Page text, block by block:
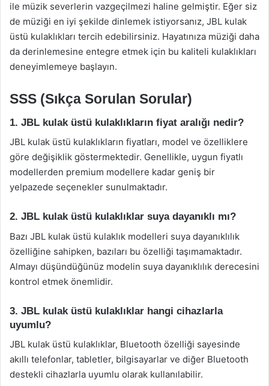
ile müzik severlerin vazgeçilmezi haline gelmiştir. Eğer siz
de müziği en iyi şekilde dinlemek istiyorsanız, JBL kulak
üstü kulaklıkları tercih edebilirsiniz. Hayatınıza müziği daha
da derinlemesine entegre etmek için bu kaliteli kulaklıkları
deneyimlemeye başlayın.
SSS (Sıkça Sorulan Sorular)
1. JBL kulak üstü kulaklıkların fiyat aralığı nedir?
JBL kulak üstü kulaklıkların fiyatları, model ve özelliklere
göre değişiklik göstermektedir. Genellikle, uygun fiyatlı
modellerden premium modellere kadar geniş bir
yelpazede seçenekler sunulmaktadır.
2. JBL kulak üstü kulaklıklar suya dayanıklı mı?
Bazı JBL kulak üstü kulaklık modelleri suya dayanıklılık
özelliğine sahipken, bazıları bu özelliği taşımamaktadır.
Almayı düşündüğünüz modelin suya dayanıklılık derecesini
kontrol etmek önemlidir.
3. JBL kulak üstü kulaklıklar hangi cihazlarla
uyumlu?
JBL kulak üstü kulaklıklar, Bluetooth özelliği sayesinde
akıllı telefonlar, tabletler, bilgisayarlar ve diğer Bluetooth
destekli cihazlarla uyumlu olarak kullanılabilir.